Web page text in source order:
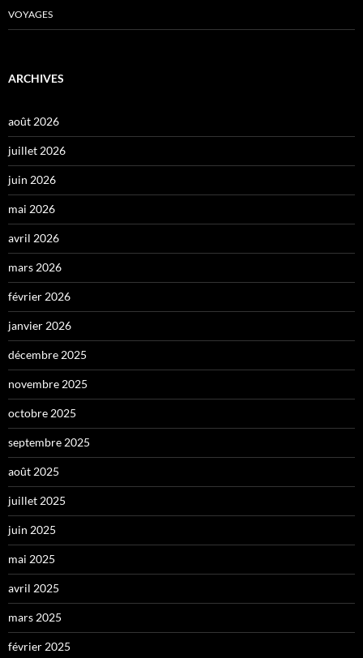
VOYAGES
ARCHIVES
août 2026
juillet 2026
juin 2026
mai 2026
avril 2026
mars 2026
février 2026
janvier 2026
décembre 2025
novembre 2025
octobre 2025
septembre 2025
août 2025
juillet 2025
juin 2025
mai 2025
avril 2025
mars 2025
février 2025